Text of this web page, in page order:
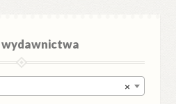
wydawnictwa
×